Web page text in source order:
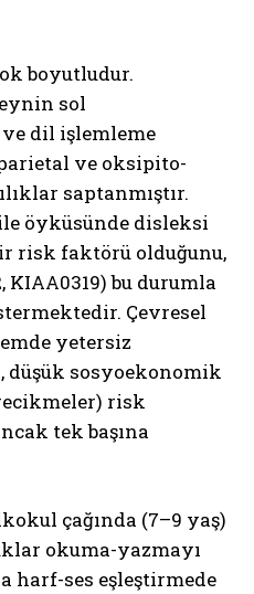
boyutludur.
sol
dil işlemleme
ve oksipito-
saptanmıştır.
öyküsünde disleksi
risk faktörü olduğunu,
KIAA0319) bu durumla
Çevresel
yetersiz
sosyoekonomik
risk
tek başına
çağında (7–9 yaş)
okuma-yazmayı
harf-ses eşleştirmede